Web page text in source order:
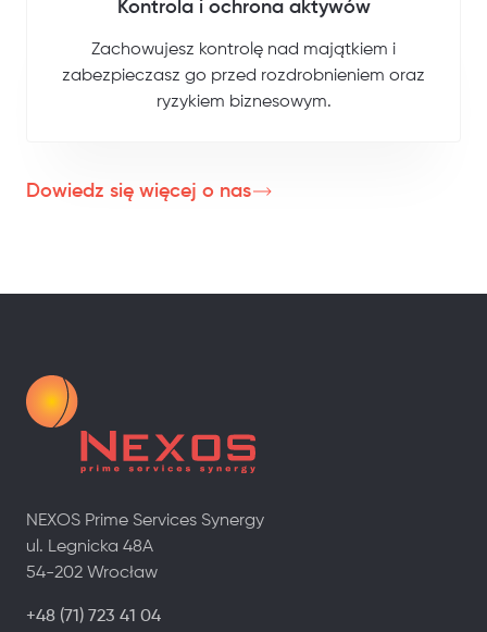
Kontrola i ochrona aktywów
Zachowujesz kontrolę nad majątkiem i
zabezpieczasz go przed rozdrobnieniem oraz
ryzykiem biznesowym.
Dowiedz się więcej o nas
NEXOS Prime Services Synergy
ul. Legnicka 48A
54-202 Wrocław
+48 (71) 723 41 04